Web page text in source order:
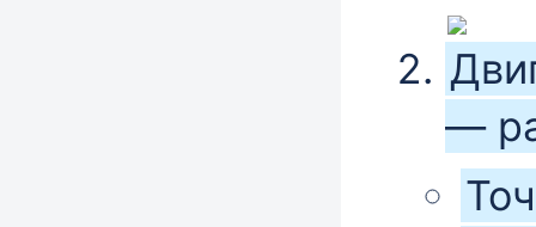
—